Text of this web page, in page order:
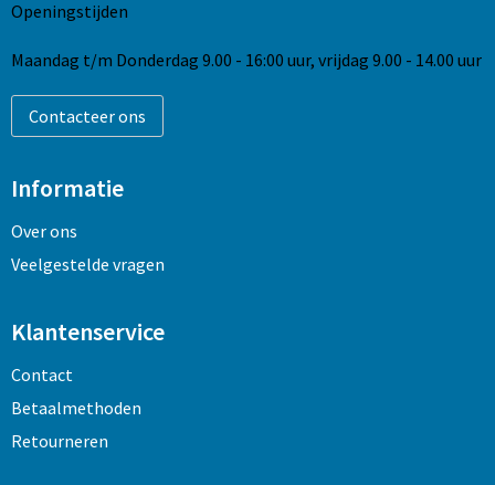
Openingstijden
Maandag t/m Donderdag 9.00 - 16:00 uur, vrijdag 9.00 - 14.00 uur
Contacteer ons
Informatie
Over ons
Veelgestelde vragen
Klantenservice
Contact
Betaalmethoden
Retourneren